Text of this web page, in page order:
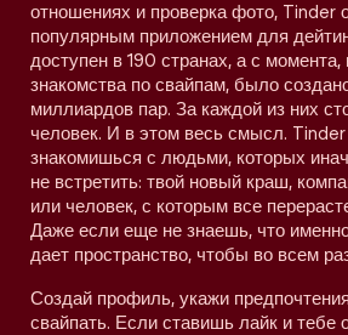
отношениях и проверка фото, Tinder
популярным приложением для
доступен в 190 странах, а с
знакомства по свайпам, было
миллиардов пар. За каждой из них
человек. И в этом весь смысл.
знакомишься с людьми, которых
не встретить: твой новый краш,
или человек, с которым все
Даже если еще не знаешь, что
дает пространство, чтобы во всем
Создай профиль, укажи
свайпать. Если ставишь лайк и тебе